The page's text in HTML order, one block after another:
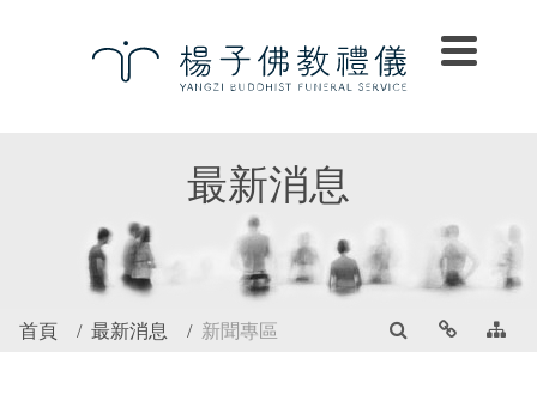
最新消息
首頁 最新消息 新聞專區